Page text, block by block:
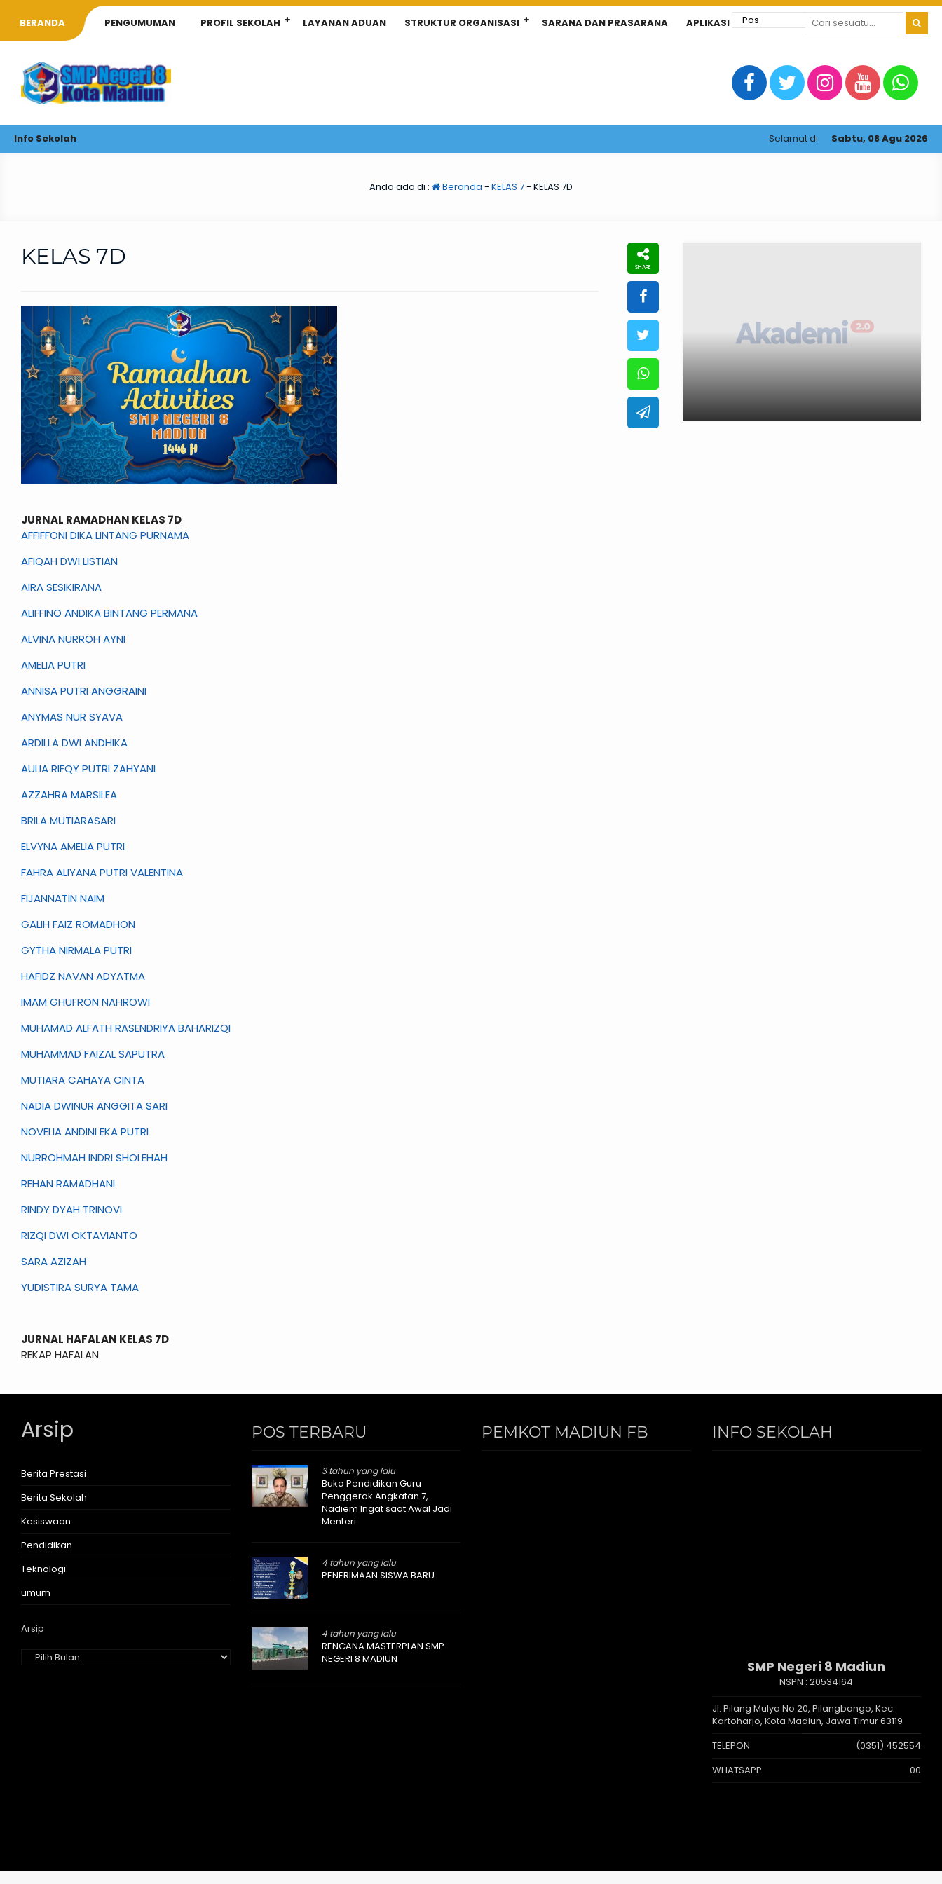
BERANDA PENGUMUMAN PROFIL SEKOLAH LAYANAN ADUAN STRUKTUR ORGANISASI SARANA DAN PRASARANA APLIKASI
Info Sekolah Sabtu, 08 Agu 2026
Selamat datang di website resmi SMP
Anda ada di : Beranda - KELAS 7- KELAS 7D
KELAS 7D
JURNAL RAMADHAN KELAS 7D
AFFIFFONI DIKA LINTANG PURNAMA
AFIQAH DWI LISTIAN
AIRA SESIKIRANA
ALIFFINO ANDIKA BINTANG PERMANA
ALVINA NURROH AYNI
AMELIA PUTRI
ANNISA PUTRI ANGGRAINI
ANYMAS NUR SYAVA
ARDILLA DWI ANDHIKA
AULIA RIFQY PUTRI ZAHYANI
AZZAHRA MARSILEA
BRILA MUTIARASARI
ELVYNA AMELIA PUTRI
FAHRA ALIYANA PUTRI VALENTINA
FIJANNATIN NAIM
GALIH FAIZ ROMADHON
GYTHA NIRMALA PUTRI
HAFIDZ NAVAN ADYATMA
IMAM GHUFRON NAHROWI
MUHAMAD ALFATH RASENDRIYA BAHARIZQI
MUHAMMAD FAIZAL SAPUTRA
MUTIARA CAHAYA CINTA
NADIA DWINUR ANGGITA SARI
NOVELIA ANDINI EKA PUTRI
NURROHMAH INDRI SHOLEHAH
REHAN RAMADHANI
RINDY DYAH TRINOVI
RIZQI DWI OKTAVIANTO
SARA AZIZAH
YUDISTIRA SURYA TAMA
JURNAL HAFALAN KELAS 7D
REKAP HAFALAN
Arsip
Berita Prestasi
Berita Sekolah
Kesiswaan
Pendidikan
Teknologi
umum
Arsip
POS TERBARU
3 tahun yang lalu
Buka Pendidikan Guru
Penggerak Angkatan 7,
Nadiem Ingat saat Awal Jadi
Menteri
4 tahun yang lalu
PENERIMAAN SISWA BARU
4 tahun yang lalu
RENCANA MASTERPLAN SMP
NEGERI 8 MADIUN
PEMKOT MADIUN FB INFO SEKOLAH
SMP Negeri 8 Madiun
NSPN :20534164
Jl. Pilang Mulya No.20, Pilangbango, Kec.
Kartoharjo, Kota Madiun, Jawa Timur 63119
TELEPON
(0351) 452554
WHATSAPP
00